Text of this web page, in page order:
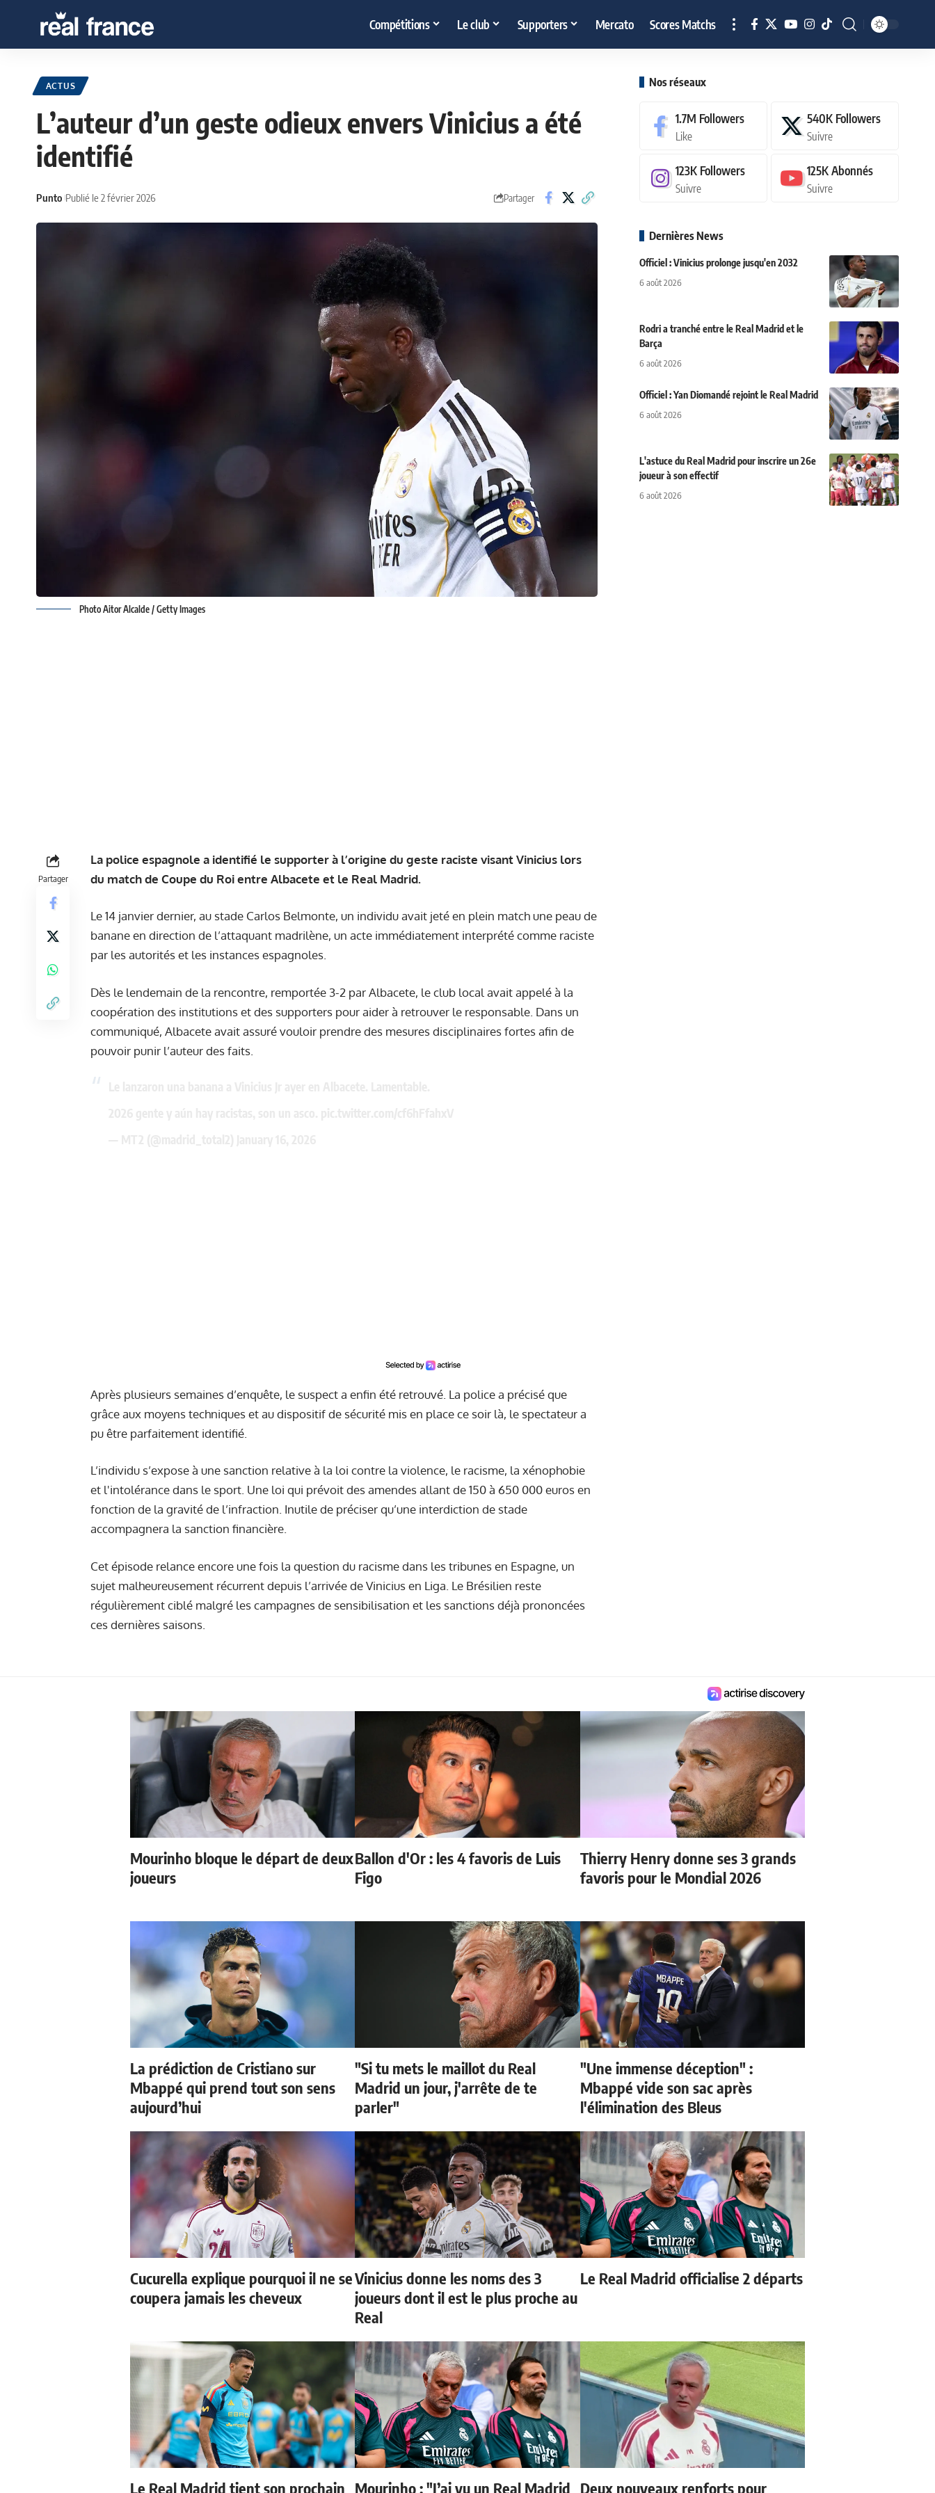
Compétitions Le club Supporters Mercato Scores Matchs
ACTUS
L’auteur d’un geste odieux envers Vinicius a été
identifié
Punto Publié le 2 février 2026 Partager
Photo Aitor Alcalde / Getty Images
Partager
La police espagnole a identifié le supporter à l’origine du geste raciste visant Vinicius lors
du match de Coupe du Roi entre Albacete et le Real Madrid.
Le 14 janvier dernier, au stade Carlos Belmonte, un individu avait jeté en plein match une peau de
banane en direction de l’attaquant madrilène, un acte immédiatement interprété comme raciste
par les autorités et les instances espagnoles.
Dès le lendemain de la rencontre, remportée 3-2 par Albacete, le club local avait appelé à la
coopération des institutions et des supporters pour aider à retrouver le responsable. Dans un
communiqué, Albacete avait assuré vouloir prendre des mesures disciplinaires fortes afin de
pouvoir punir l’auteur des faits.
Après plusieurs semaines d’enquête, le suspect a enfin été retrouvé. La police a précisé que
grâce aux moyens techniques et au dispositif de sécurité mis en place ce soir là, le spectateur a
pu être parfaitement identifié.
L’individu s’expose à une sanction relative à la loi contre la violence, le racisme, la xénophobie
et l'intolérance dans le sport. Une loi qui prévoit des amendes allant de 150 à 650 000 euros en
fonction de la gravité de l’infraction. Inutile de préciser qu’une interdiction de stade
accompagnera la sanction financière.
Cet épisode relance encore une fois la question du racisme dans les tribunes en Espagne, un
sujet malheureusement récurrent depuis l’arrivée de Vinicius en Liga. Le Brésilien reste
régulièrement ciblé malgré les campagnes de sensibilisation et les sanctions déjà prononcées
ces dernières saisons.
Nos réseaux
1.7M Followers
Like
540K Followers
Suivre
123K Followers
Suivre
125KAbonnés
Suivre
Dernières News
Officiel : Vinicius prolonge jusqu'en 2032
6 août 2026
Rodri a tranché entre le Real Madrid et le
Barça
6 août 2026
Officiel : Yan Diomandé rejoint le Real Madrid
6 août 2026
L'astuce du Real Madrid pour inscrire un 26e
joueur à son effectif
6 août 2026
Mourinho bloque le départ de deux
joueurs
Ballon d'Or : les 4 favoris de Luis
Figo
Thierry Henry donne ses 3 grands
favoris pour le Mondial 2026
La prédiction de Cristiano sur
Mbappé qui prend tout son sens
aujourd’hui
"Si tu mets le maillot du Real
Madrid un jour, j'arrête de te
parler"
"Une immense déception" :
Mbappé vide son sac après
l'élimination des Bleus
Cucurella explique pourquoi il ne se
coupera jamais les cheveux
Vinicius donne les noms des 3
joueurs dont il est le plus proche au
Real
Le Real Madrid officialise 2 départs
Le Real Madrid tient son prochain Mourinho : "J’ai vu un Real Madrid Deux nouveaux renforts pour